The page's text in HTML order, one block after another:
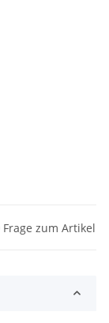
Frage zum Artikel